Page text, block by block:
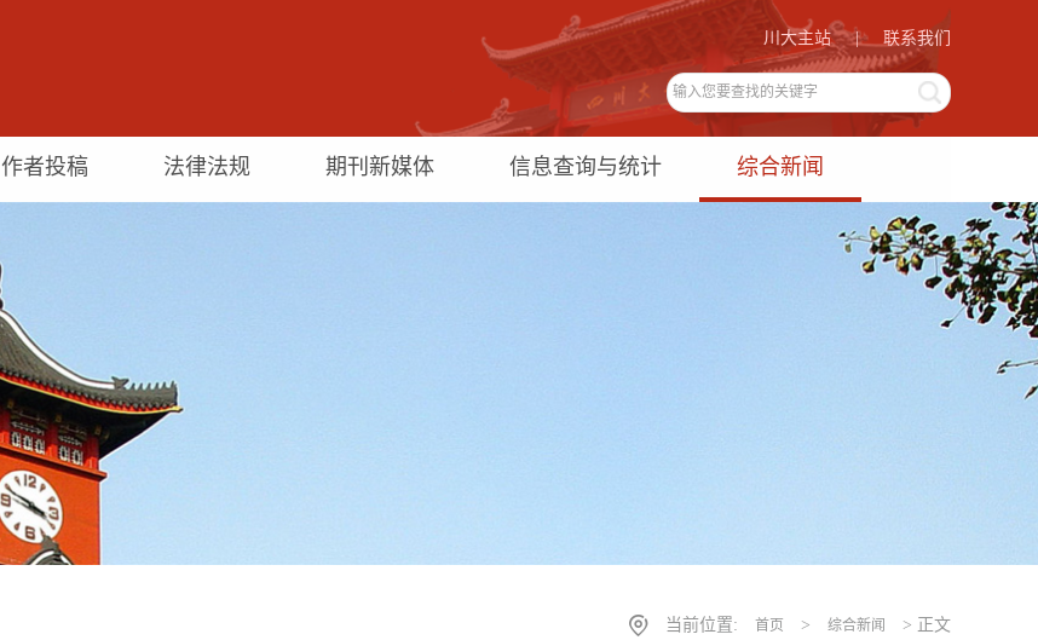
联系我们
川大主站 |
作者投稿 法律法规 期刊新媒体 信息查询与统计 综合新闻
当前位置: 首页 > 综合新闻 > 正文